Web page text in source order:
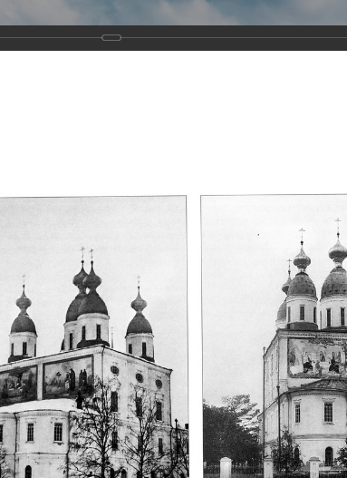
Сайт создан по
Наследники Галерея
Главная Галерея Храмы-мученики Архангельска
Свято-Троицкий